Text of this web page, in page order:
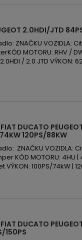
2.0HDI/JTD
ZNAČKU VOZIDLA:
MOTORU: RHV /
/ 2.0 JTD VÝKON:
DUCATO
120PS/88KW
ZNAČKU VOZIDLA:
KÓD MOTORU: 4HU |
VÝKON: 100PS/74kW |
DUCATO
150PS